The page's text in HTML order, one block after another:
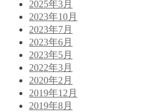
2025年3月
2023年10月
2023年7月
2023年6月
2023年5月
2022年3月
2020年2月
2019年12月
2019年8月